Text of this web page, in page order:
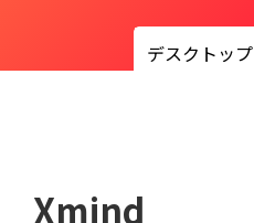
デスクトップ
Xmind